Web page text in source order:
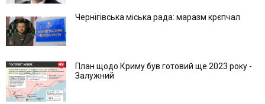
Чернігівська міська рада: маразм крєпчал
План щодо Криму був готовий ще 2023 року -
Залужний